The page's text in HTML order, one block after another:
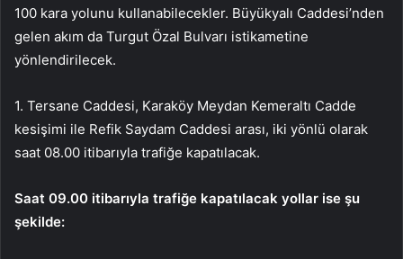
100 kara yolunu kullanabilecekler. Büyükyalı Caddesi’nden
gelen akım da Turgut Özal Bulvarı istikametine
yönlendirilecek.
1. Tersane Caddesi, Karaköy Meydan Kemeraltı Cadde
kesişimi ile Refik Saydam Caddesi arası, iki yönlü olarak
saat 08.00 itibarıyla trafiğe kapatılacak.
Saat 09.00 itibarıyla trafiğe kapatılacak yollar ise şu
şekilde: